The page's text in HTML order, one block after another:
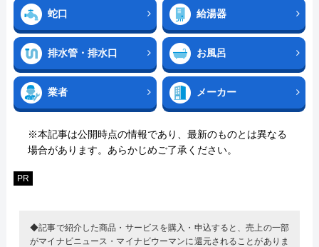
蛇口 給湯器
排水管・排水口 お風呂
業者 メーカー
※本記事は公開時点の情報であり、最新のものとは異なる
場合があります。あらかじめご了承ください。
PR
◆記事で紹介した商品・サービスを購入・申込すると、売上の一部
がマイナビニュース・マイナビウーマンに還元されることがありま